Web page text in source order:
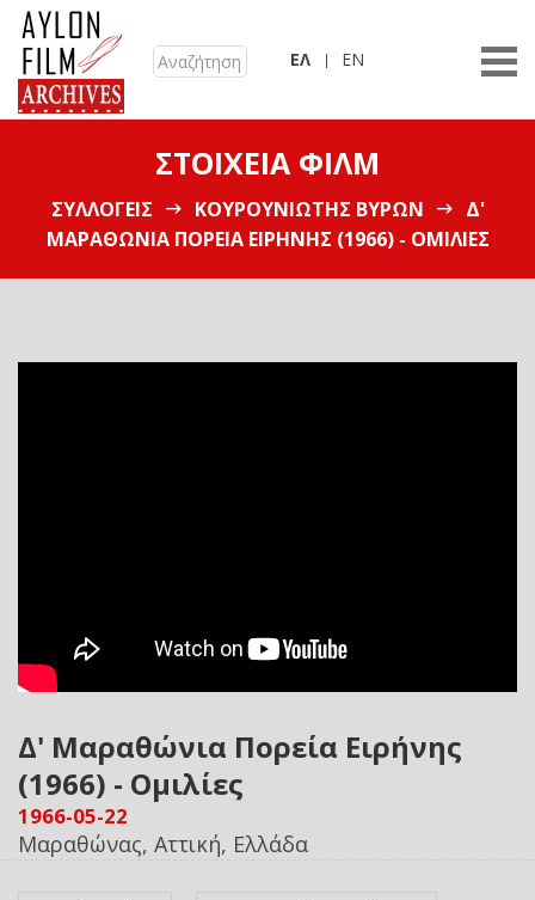
ΕΛ EN
ΣΤΟΙΧΕΊΑ ΦΙΛΜ
ΣΥΛΛΟΓΕΊΣ ΚΟΥΡΟΥΝΙΏΤΗΣ ΒΎΡΩΝ
Δ'
ΜΑΡΑΘΏΝΙΑ ΠΟΡΕΊΑ ΕΙΡΉΝΗΣ (1966) - ΟΜΙΛΊΕΣ
Δ' Μαραθώνια Πορεία Ειρήνης
(1966) - Ομιλίες
1966-05-22
Μαραθώνας, Αττική, Ελλάδα